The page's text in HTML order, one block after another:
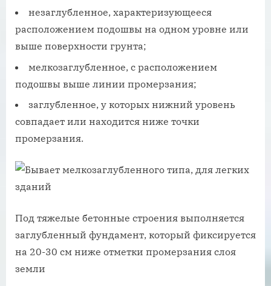
незаглубленное, характеризующееся
расположением подошвы на одном уровне или
выше поверхности грунта;
мелкозаглубленное, с расположением
подошвы выше линии промерзания;
заглубленное, у которых нижний уровень
совпадает или находится ниже точки
промерзания.
Под тяжелые бетонные строения выполняется
заглубленный фундамент, который фиксируется
на 20-30 см ниже отметки промерзания слоя
земли